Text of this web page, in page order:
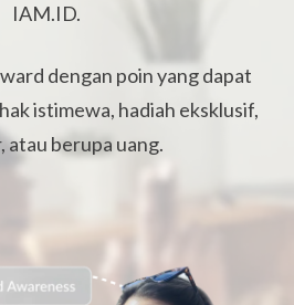
IAM.ID.
dengan poin yang dapat
istimewa, hadiah eksklusif,
atau berupa uang.